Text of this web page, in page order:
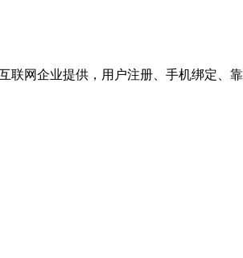
联网企业提供，用户注册、手机绑定、